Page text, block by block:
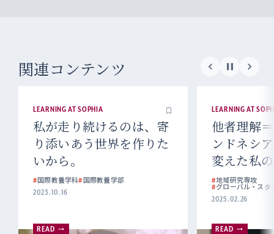
関連コンテンツ
LEARNING AT SOPHIA
私が走り続けるのは、寄
り添いあう世界を作りた
いから。
#国際教養学科#国際教養学部
2023.10.16
READ
LEARNING AT
他者理解
ンドネシ
変えた私
#地域研究専攻
#グローバル・スタ
2025.02.26
READ